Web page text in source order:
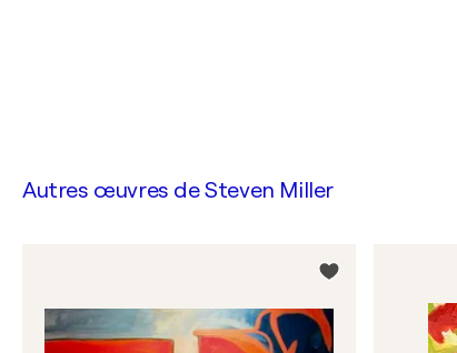
Autres œuvres deSteven Miller